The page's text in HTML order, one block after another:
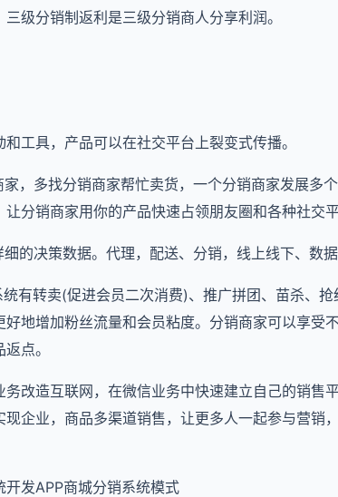
级分销制返利是三级分销商人分享利润。
工具，产品可以在社交平台上裂变式传播。
，多找分销商家帮忙卖货，一个分销商家发展多
分销商家用你的产品快速占领朋友圈和各种社交平
的决策数据。代理，配送、分销，线上线下、数
有转卖(促进会员二次消费)、推广拼团、苗杀、
好地增加粉丝流量和会员粘度。分销商家可以享受
点。
务改造互联网，在微信业务中快速建立自己的销售
企业，商品多渠道销售，让更多人一起参与营销
发APP商城分销系统模式